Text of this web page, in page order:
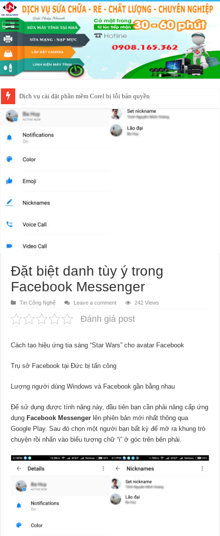
Dịch vụ cài đặt phần mềm Corel bị lỗi bản quyền
Đặt biệt danh tùy ý trong
Facebook Messenger
Tin Công Nghệ Leave a comment 242 Views
Đánh giá post
Cách tạo hiệu ứng tia sáng “Star Wars” cho avatar Facebook
Trụ sở Facebook tại Đức bị tấn công
Lượng người dùng Windows và Facebook gần bằng nhau
Để sử dụng được tính năng này, đầu tiên bạn cần phải nâng cấp ứng
dụngFacebook Messengerlên phiên bản mới nhất thông qua
Google Play. Sau đó chọn một người bạn bất kỳ để mở ra khung trò
chuyện rồi nhấn vào biểu tượng chữ “i” ở góc trên bên phải.